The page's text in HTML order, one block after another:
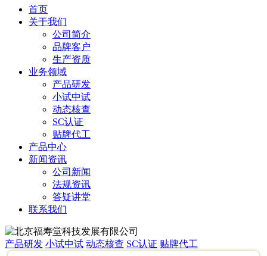
首页
关于我们
公司简介
品牌客户
生产资质
业务领域
产品研发
小试中试
动态核查
SC认证
贴牌代工
产品中心
新闻资讯
公司新闻
法规资讯
答疑讲堂
联系我们
产品研发 小试中试 动态核查 SC认证 贴牌代工